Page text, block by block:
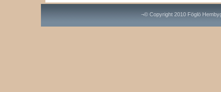
¬© Copyright 2010 Föglö